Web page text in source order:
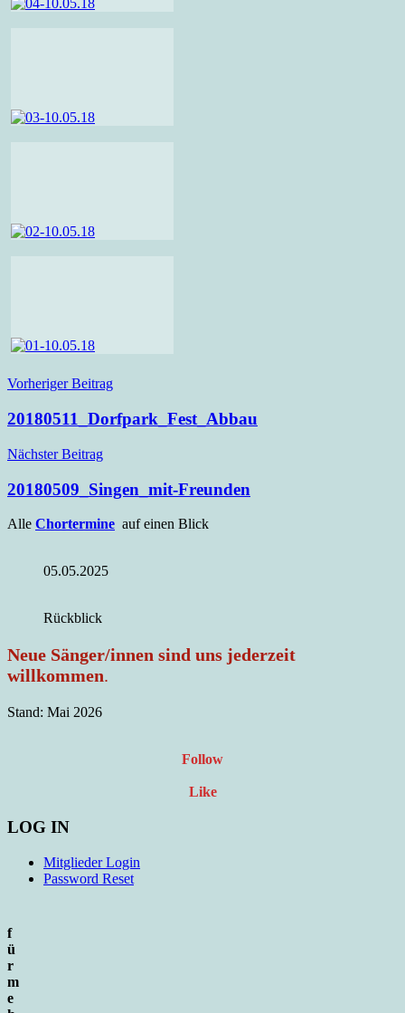
Beitragsnavigation
Vorheriger Beitrag
20180511_Dorfpark_Fest_Abbau
Nächster Beitrag
20180509_Singen_mit-Freunden
Alle Chortermine auf einen Blick
05.05.2025
Rückblick
Neue Sänger/innen sind uns jederzeit
willkommen.
Stand: Mai 2026
Follow
Like
LOG IN
Mitglieder Login
Password Reset
f
ü
r
m
e